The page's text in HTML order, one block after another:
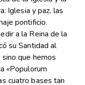
Iglesia y paz, las
pontificio.
a la Reina de la
su Santidad al
que hemos
«Populorum
cuatro bases tan